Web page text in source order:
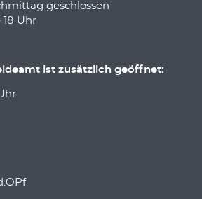
geschlossen
18 Uhr
ist zusätzlich geöffnet: